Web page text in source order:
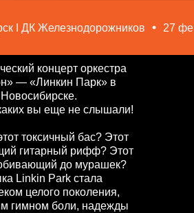
27 февраля
концерт оркестра
— «Линкин Парк» в
Новосибирске.
вы еще не слышали!
токсичный бас? Этот
гитарный рифф? Этот
до мурашек?
Linkin Park стала
целого поколения,
гимном боли, надежды